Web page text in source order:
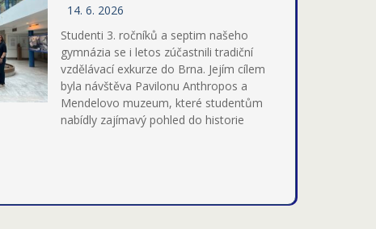
14. 6. 2026
Studenti 3. ročníků a septim našeho
gymnázia se i letos zúčastnili tradiční
vzdělávací exkurze do Brna. Jejím cílem
byla návštěva Pavilonu Anthropos a
Mendelovo muzeum, které studentům
nabídly zajímavý pohled do historie